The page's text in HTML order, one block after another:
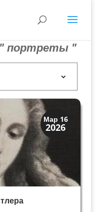
портреты "
Мар 16
2026